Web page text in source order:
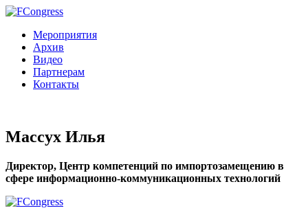
Мероприятия
Архив
Видео
Партнерам
Контакты
Массух Илья
Директор, Центр компетенций по импортозамещению в
сфере информационно-коммуникационных технологий